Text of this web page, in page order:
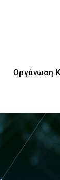
Οργάνωση